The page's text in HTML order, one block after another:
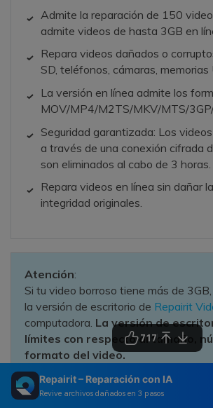
Repairit – Reparación con IA
Revive archivos dañados en 3 pasos
Admite la reparación de 150
admite videos de hasta 3GB en
Repara videos dañados o
SD, teléfonos, cámaras, memorias
La versión en línea admite los
MOV/MP4/M2TS/MKV/MTS/
Seguridad garantizada: Los
a través de una conexión cifrada
son eliminados al cabo de 3 horas.
Repara videos en línea sin dañar
integridad originales.
Atención:
Si tu video borroso tiene más de
la versión de escritorio de Repairit
computadora. La versión de
límites con respecto al tamaño,
formato del video.
717